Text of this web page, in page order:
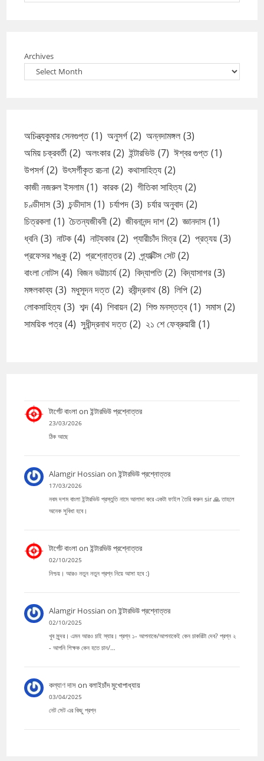
Archives
অচিন্ত্যকুমার সেনগুপ্ত (1) অনুসর্গ (2) অন্নদামঙ্গল (3)
অমিয় চক্রবর্তী (2) অলংকার (2) ইন্টারভিউ (7) ঈশ্বর গুপ্ত (1)
উপসর্গ (2) উৎসর্গীকৃত রচনা (2) কথাসাহিত্য (2)
কাজী নজরুল ইসলাম (1) কারক (2) গীতিকা সাহিত্য (2)
চণ্ডীদাস (3) চন্ডীদাস (1) চর্যাপদ (3) চর্যার অনুবাদ (2)
চিত্রকলা (1) চৈতন্যজীবনী (2) জীবনানন্দ দাশ (2) জ্ঞানদাস (1)
ধ্বনি (3) নাটক (4) নাট্যকার (2) প্যারীচাঁদ মিত্র (2) প্রত্যয় (3)
প্রফেসর শঙ্কু (2) প্রশ্নোত্তর (2) প্র্যাক্টিস সেট (2)
বাংলা নোটস (4) বিজন ভট্টাচার্য (2) বিদ্যাপতি (2) বিদ্যাসাগর (3)
মঙ্গলকাব্য (3) মধুসূদন দত্ত (2) রবীন্দ্রনাথ (8) লিপি (2)
লোকসাহিত্য (3) শব্দ (4) শিবায়ন (2) শিশু মনস্তত্ব (1) সমাস (2)
সাময়িক পত্র (4) সুধীন্দ্রনাথ দত্ত (2) ২১ শে ফেব্রুয়ারী (1)
টার্গেট বাংলাonইন্টারভিউ প্রশ্নোত্তর
23/03/2026
ঠিক আছে
Alamgir Hossian onইন্টারভিউ প্রশ্নোত্তর
17/03/2026
নবম দশম বাংলা ইন্টারভিউ প্রস্তুতি নামে আলাদা করে একটা ফাইল তৈরি করুন sir 🙏 তাহলে
অনেক সুবিধা হবে।
টার্গেট বাংলাonইন্টারভিউ প্রশ্নোত্তর
02/10/2025
নিশ্চয়। আরও নতুন নতুন প্রশ্ন নিয়ে আসা হবে :)
Alamgir Hossian onইন্টারভিউ প্রশ্নোত্তর
02/10/2025
খুব সুন্দর। এমন আরও চাই স্যার। প্রশ্ন ১- আপনাকে/আপনাকেই কেন চাকরিটা দেব? প্রশ্ন ২
- আপনি শিক্ষক কেন হতে চান/…
কল্যাণ দাসonবলাইচাঁদ মুখোপাধ্যায়
03/04/2025
নেট সেট এর কিছু প্রশ্ন